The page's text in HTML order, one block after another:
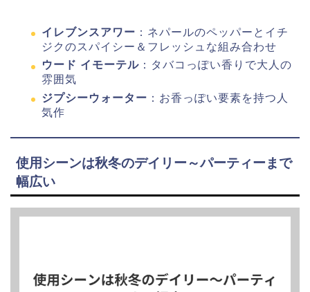
イレブンスアワー ：ネパールのペッパーとイチ
ジクのスパイシー＆フレッシュな組み合わせ
ウード イモーテル ：タバコっぽい香りで大人の
雰囲気
ジプシーウォーター ：お香っぽい要素を持つ人
気作
使用シーンは秋冬のデイリー～パーティーまで
幅広い